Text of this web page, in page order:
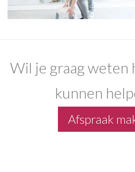
Wil je graag weten
kunnen
Afspraak